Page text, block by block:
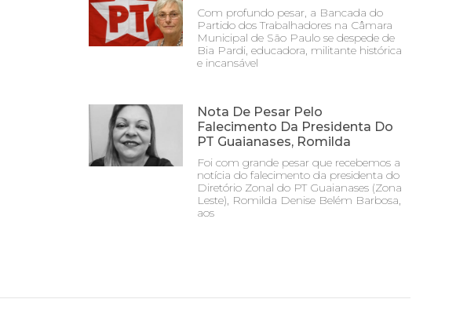
Com profundo pesar, a Bancada do
Partido dos Trabalhadores na Câmara
Municipal de São Paulo se despede de
Bia Pardi, educadora, militante histórica
e incansável
Nota De Pesar Pelo
Falecimento Da Presidenta Do
PT Guaianases, Romilda
Foi com grande pesar que recebemos a
notícia do falecimento da presidenta do
Diretório Zonal do PT Guaianases (Zona
Leste), Romilda Denise Belém Barbosa,
aos